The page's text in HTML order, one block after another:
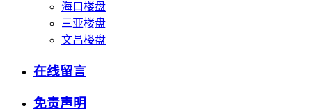
海口楼盘
三亚楼盘
文昌楼盘
在线留言
免责声明